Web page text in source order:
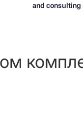
and